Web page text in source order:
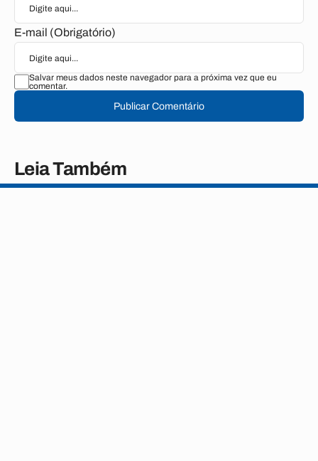
E-mail (Obrigatório)
Salvar meus dados neste navegador para a próxima vez que eu
comentar.
Publicar Comentário
Leia Também